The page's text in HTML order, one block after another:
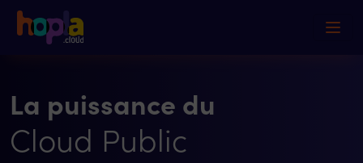
La puissance du
Cloud Public